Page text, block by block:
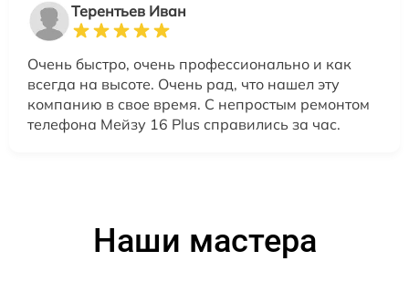
Терентьев Иван
Очень быстро, очень профессионально и как
всегда на высоте. Очень рад, что нашел эту
компанию в свое время. С непростым ремонтом
телефона Мейзу 16 Plus справились за час.
Наши мастера